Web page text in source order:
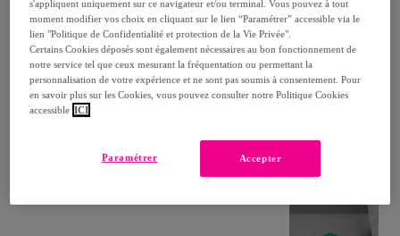
s'appliquent uniquement sur ce navigateur et/ou terminal. Vous pouvez à tout
moment modifier vos choix en cliquant sur le lien “Paramétrer” accessible via le
lien "Politique de Confidentialité et protection de la Vie Privée".
Certains Cookies déposés sont également nécessaires au bon fonctionnement de
notre service tel que ceux mesurant la fréquentation ou permettant la
personnalisation de votre expérience et ne sont pas soumis à consentement. Pour
en savoir plus sur les Cookies, vous pouvez consulter notre Politique Cookies
accessible ICI
Accepter
Paramétrer